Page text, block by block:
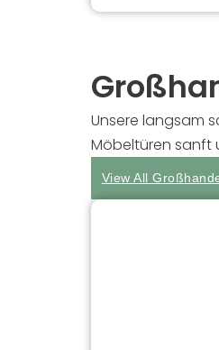
Unsere langsam
Möbeltüren sanft
View All